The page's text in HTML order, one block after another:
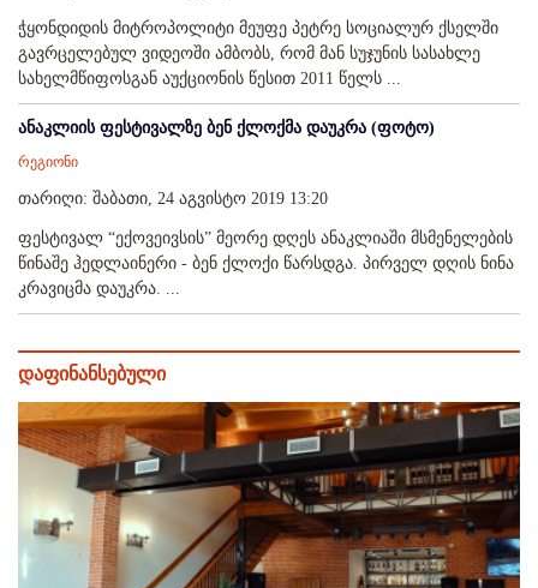
ჭყონდიდის მიტროპოლიტი მეუფე პეტრე სოციალურ ქსელში
გავრცელებულ ვიდეოში ამბობს, რომ მან სუჯუნის სასახლე
სახელმწიფოსგან აუქციონის წესით 2011 წელს ...
ანაკლიის ფესტივალზე ბენ ქლოქმა დაუკრა (ფოტო)
რეგიონი
თარიღი: შაბათი, 24 აგვისტო 2019 13:20
ფესტივალ “ექოვეივსის” მეორე დღეს ანაკლიაში მსმენელების
წინაშე ჰედლაინერი - ბენ ქლოქი წარსდგა. პირველ დღის ნინა
კრავიცმა დაუკრა. ...
დაფინანსებული